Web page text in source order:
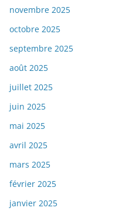
novembre 2025
octobre 2025
septembre 2025
août 2025
juillet 2025
juin 2025
mai 2025
avril 2025
mars 2025
février 2025
janvier 2025